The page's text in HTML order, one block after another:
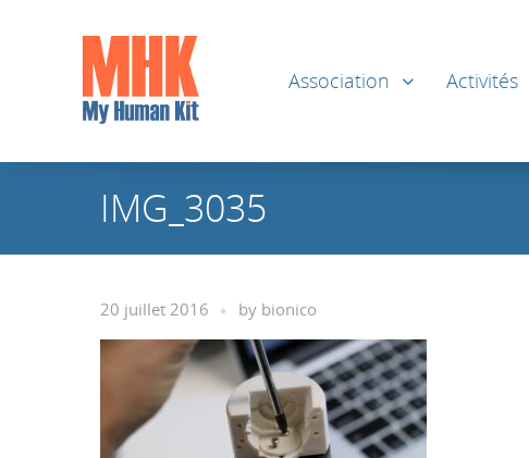
Association Activités
IMG_3035
20 juillet 2016 by bionico